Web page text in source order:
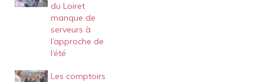
du Loiret
manque de
serveurs à
l’approche de
l’été
Les comptoirs